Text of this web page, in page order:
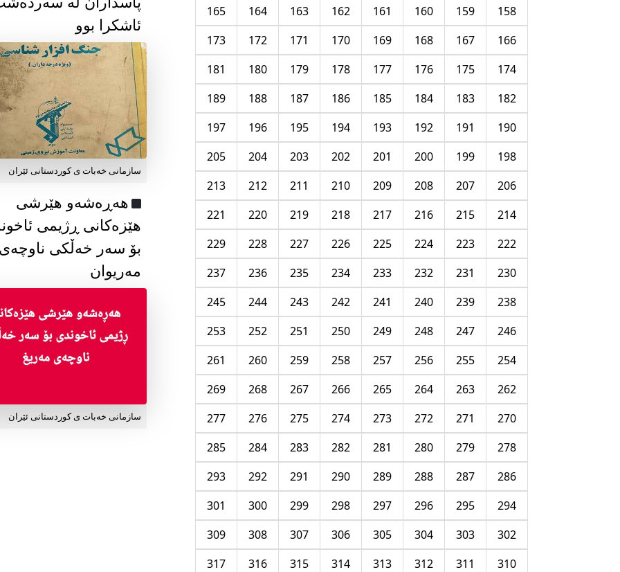
158
159
160
161
162
163
164
165
166
167
168
169
170
171
172
173
174
175
176
177
178
179
180
181
182
183
184
185
186
187
188
189
190
191
192
193
194
195
196
197
198
199
200
201
202
203
204
205
206
207
208
209
210
211
212
213
214
215
216
217
218
219
220
221
222
223
224
225
226
227
228
229
230
231
232
233
234
235
236
237
238
239
240
241
242
243
244
245
246
247
248
249
250
251
252
253
254
255
256
257
258
259
260
261
262
263
264
265
266
267
268
269
270
271
272
273
274
275
276
277
278
279
280
281
282
283
284
285
286
287
288
289
290
291
292
293
294
295
296
297
298
299
300
301
302
303
304
305
306
307
308
309
310
311
312
313
314
315
316
317
ئاشکرا بوو
سازمانی خەبات ی كوردستانی ئێران
هەڕەشەو هێرشی
هێزەکانی ڕژیمی
بۆ سەر خەڵکی
مەریوان
سازمانی خەبات ی کوردستانی ئێران